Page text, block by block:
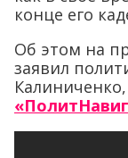
конце его
Об этом на
заявил